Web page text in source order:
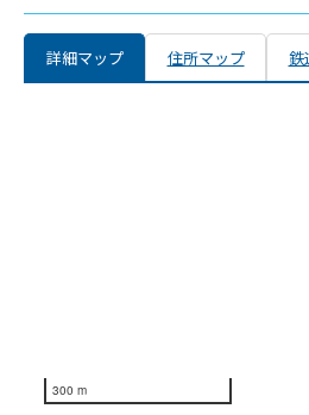
詳細マップ 住所マップ 鉄
300 m